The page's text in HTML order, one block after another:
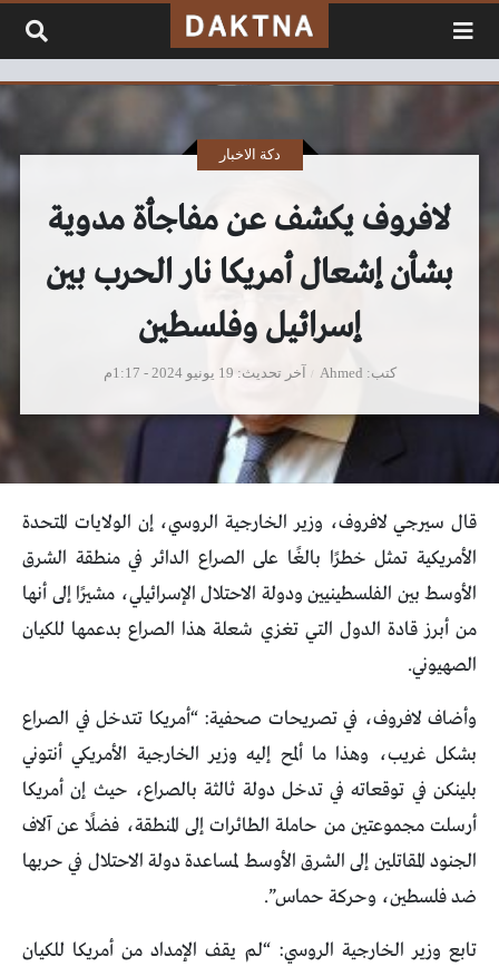
لافروف يكشف عن مفاجأة مدوية
بشأن إشعال أمريكا نار الحرب بين
إسرائيل وفلسطين
كتب Ahmed
دكة الاخبار
آخر تحديث 19 يونيو 2024 - 1:17م
قال سيرجي لافروف، وزير الخارجية الروسي، إن الولايات المتحدة
الأمريكية تمثل خطرًا بالغًا على الصراع الدائر في منطقة الشرق
الأوسط بين الفلسطينيين ودولة الاحتلال الإسرائيلي، مشيرًا إلى أنها
من أبرز قادة الدول التي تغزي شعلة هذا الصراع بدعمها للكيان
الصهيوني.
وأضاف لافروف، في تصريحات صحفية: “أمريكا تتدخل في الصراع
بشكل غريب، وهذا ما ألمح إليه وزير الخارجية الأمريكي أنتوني
بلينكن في توقعاته في تدخل دولة ثالثة بالصراع، حيث إن أمريكا
أرسلت مجموعتين من حاملة الطائرات إلى المنطقة، فضلًا عن آلاف
الجنود المقاتلين إلى الشرق الأوسط لمساعدة دولة الاحتلال في حربها
ضد فلسطين، وحركة حماس”.
تابع وزير الخارجية الروسي: “لم يقف الإمداد من أمريكا للكيان